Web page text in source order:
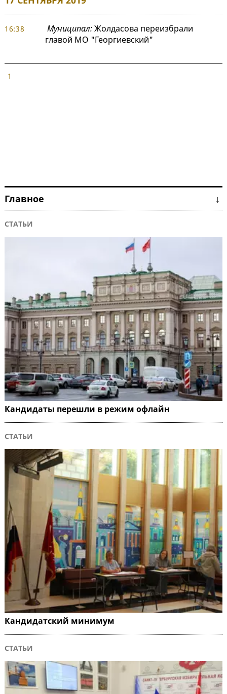
16:38 Муниципал:Жолдасова переизбрали
главой МО "Георгиевский"
1
Главное ↓
СТАТЬИ
Кандидаты перешли в режим офлайн
СТАТЬИ
Кандидатский минимум
СТАТЬИ